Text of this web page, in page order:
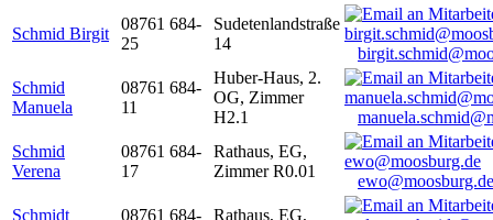
Schmid Birgit
08761 684-
25
Sudetenlandstraße
14
Schmid
Manuela
08761 684-
11
Huber-Haus, 2.
OG, Zimmer
H2.1
Schmid
Verena
08761 684-
17
Rathaus, EG,
Zimmer R0.01
ewo@moosburg.de
Schmidt
08761 684-
Rathaus, EG,